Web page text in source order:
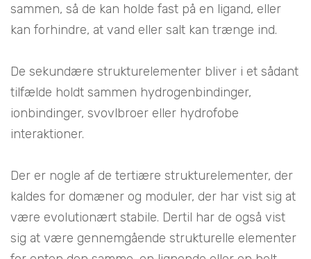
sammen, så de kan holde fast på en ligand, eller
kan forhindre, at vand eller salt kan trænge ind.
De sekundære strukturelementer bliver i et sådant
tilfælde holdt sammen hydrogenbindinger,
ionbindinger, svovlbroer eller hydrofobe
interaktioner.
Der er nogle af de tertiære strukturelementer, der
kaldes for domæner og moduler, der har vist sig at
være evolutionært stabile. Dertil har de også vist
sig at være gennemgående strukturelle elementer